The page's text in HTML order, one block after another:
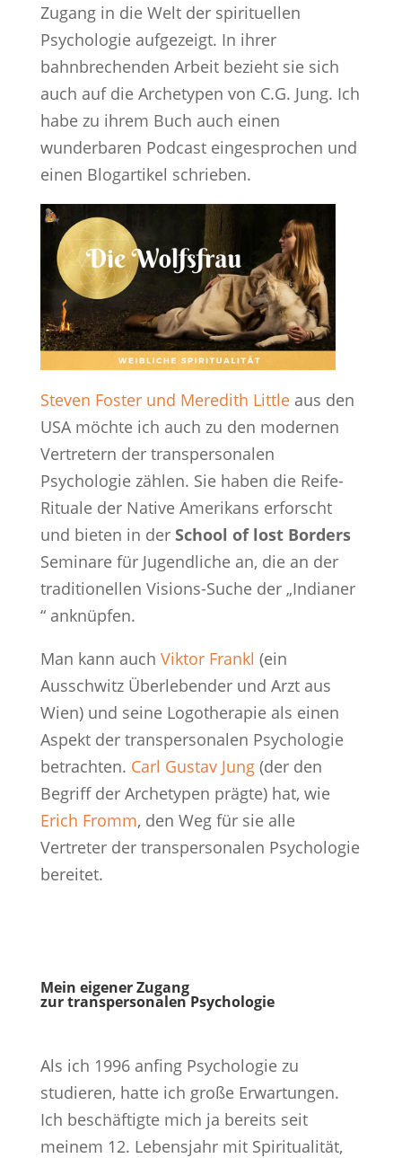
Zugang in die Welt der spirituellen
Psychologie aufgezeigt. In ihrer
bahnbrechenden Arbeit bezieht sie sich
auch auf die Archetypen von C.G. Jung. Ich
habe zu ihrem Buch auch einen
wunderbaren Podcast eingesprochen und
einen Blogartikel schrieben.
Steven Foster und Meredith Littleaus den
USA möchte ich auch zu den modernen
Vertretern der transpersonalen
Psychologie zählen. Sie haben die Reife-
Rituale der Native Amerikans erforscht
und bieten in der School of lost Borders
Seminare für Jugendliche an, die an der
traditionellen Visions-Suche der „Indianer
“ anknüpfen.
Man kann auch Viktor Frankl (ein
Ausschwitz Überlebender und Arzt aus
Wien) und seine Logotherapie als einen
Aspekt der transpersonalen Psychologie
betrachten. Carl Gustav Jung(der den
Begriff der Archetypen prägte) hat, wie
Erich Fromm, den Weg für sie alle
Vertreter der transpersonalen Psychologie
bereitet.
Mein eigener Zugang
zur transpersonalen Psychologie
Als ich 1996 anfing Psychologie zu
studieren, hatte ich große Erwartungen.
Ich beschäftigte mich ja bereits seit
meinem 12. Lebensjahr mit Spiritualität,